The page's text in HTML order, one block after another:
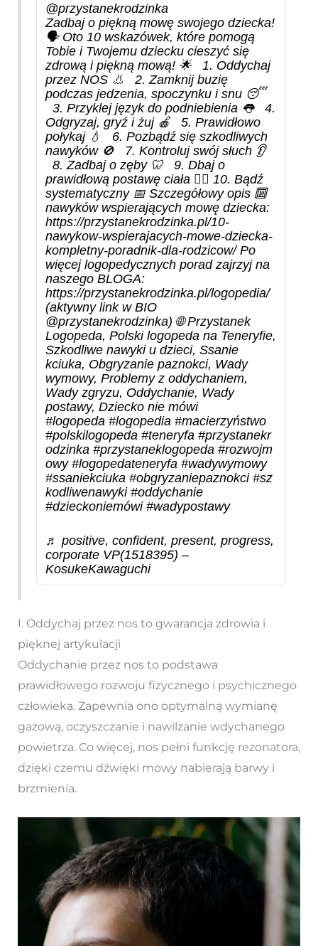
@przystanekrodzinka
Zadbaj o piękną mowę swojego dziecka!
🗣 Oto 10 wskazówek, które pomogą
Tobie i Twojemu dziecku cieszyć się
zdrową i piękną mową! 🌟 1.⁠ ⁠Oddychaj
przez NOS 👃 2.⁠ ⁠Zamknij buzię
podczas jedzenia, spoczynku i snu 😴
3.⁠ ⁠Przyklej język do podniebienia 👅 4.⁠
⁠Odgryzaj, gryź i żuj 🍎 5.⁠ ⁠Prawidłowo
połykaj 💧 6.⁠ ⁠Pozbądź się szkodliwych
nawyków 🚫 7.⁠ ⁠Kontroluj swój słuch 👂
8.⁠ ⁠Zadbaj o zęby 🦷 9.⁠ ⁠Dbaj o
prawidłową postawę ciała 🧘‍♂ 10.⁠ ⁠Bądź
systematyczny 📅 Szczegółowy opis 🔟
nawyków wspierających mowę dziecka:
https://przystanekrodzinka.pl/10-
nawykow-wspierajacych-mowe-dziecka-
kompletny-poradnik-dla-rodzicow/ Po
więcej logopedycznych porad zajrzyj na
naszego BLOGA:
https://przystanekrodzinka.pl/logopedia/
(aktywny link w BIO
@przystanekrodzinka) 🌐 Przystanek
Logopeda, Polski logopeda na Teneryfie,
Szkodliwe nawyki u dzieci, Ssanie
kciuka, Obgryzanie paznokci, Wady
wymowy, Problemy z oddychaniem,
Wady zgryzu, Oddychanie, Wady
postawy, Dziecko nie mówi
#logopeda #logopedia #macierzyństwo
#polskilogopeda #teneryfa #przystanekr
odzinka #przystaneklogopeda #rozwojm
owy #logopedateneryfa #wadywymowy
#ssaniekciuka #obgryzaniepaznokci #sz
kodliwenawyki #oddychanie
#dzieckoniemówi #wadypostawy
♬ positive, confident, present, progress,
corporate VP(1518395) –
KosukeKawaguchi
I. Oddychaj przez nos to gwarancja zdrowia i
pięknej artykulacji
Oddychanie przez nos to podstawa
prawidłowego rozwoju fizycznego i psychicznego
człowieka. Zapewnia ono optymalną wymianę
gazową, oczyszczanie i nawilżanie wdychanego
powietrza. Co więcej, nos pełni funkcję rezonatora,
dzięki czemu dźwięki mowy nabierają barwy i
brzmienia.